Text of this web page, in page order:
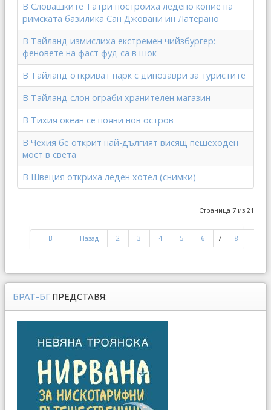
В Словашките Татри построиха ледено копие на
римската базилика Сан Джовани ин Латерано
В Тайланд измислиха екстремен чийзбургер:
феновете на фаст фуд са в шок
В Тайланд откриват парк с динозаври за туристите
В Тайланд слон ограби хранителен магазин
В Тихия океан се появи нов остров
В Чехия бе открит най-дългият висящ пешеходен
мост в света
В Швеция откриха леден хотел (снимки)
Страница 7 из 21
В
Назад 2 3 4 5 6 7 8
БРАТ-БГ ПРЕДСТАВЯ: